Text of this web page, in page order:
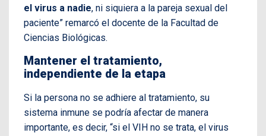
el virus a nadie, ni siquiera a la pareja sexual del
paciente” remarcó el docente de la Facultad de
Ciencias Biológicas.
Mantener el tratamiento,
independiente de la etapa
Si la persona no se adhiere al tratamiento, su
sistema inmune se podría afectar de manera
importante, es decir, “si el VIH no se trata, el virus